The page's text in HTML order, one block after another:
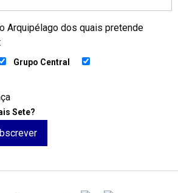
Arquipélago dos quais pretende
Grupo Central
Sete?